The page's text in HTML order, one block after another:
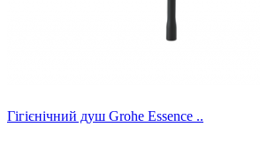
Гігієнічний душ Grohe Essence ..